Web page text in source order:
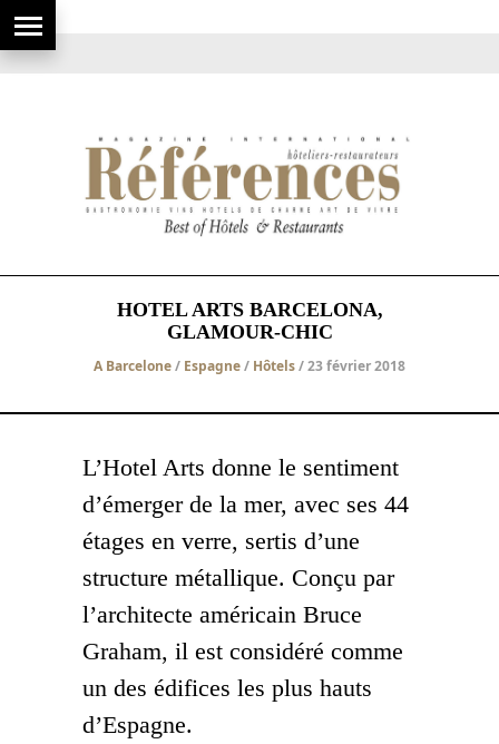
HOTEL ARTS BARCELONA,
GLAMOUR-CHIC
A Barcelone/ Espagne/ Hôtels/ 23 février 2018
L’Hotel Arts donne le sentiment
d’émerger de la mer, avec ses 44
étages en verre, sertis d’une
structure métallique. Conçu par
l’architecte américain Bruce
Graham, il est considéré comme
un des édifices les plus hauts
d’Espagne.